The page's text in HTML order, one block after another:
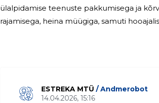
ülalpidamise teenuste pakkumisega ja
rajamisega, heina müügiga, samuti hooajaliselt
ESTREKA MTÜ / Andmerobot
14.04.2026, 15:16